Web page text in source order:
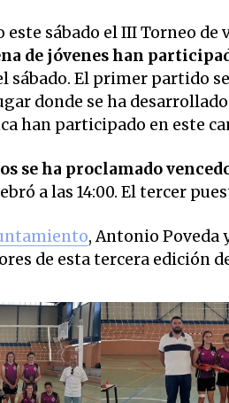
este sábado el III Torneo
de jóvenes han
sábado. El primer partido
donde se ha
han participado en este
se ha proclamado
a las 14:00. El tercer
, Antonio Poveda
de esta tercera edición